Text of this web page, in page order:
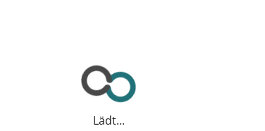
Lädt...